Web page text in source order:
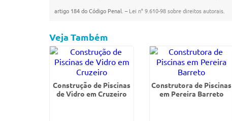
artigo 184 do Código Penal. –Lei n° 9.610-98 sobre direitos autorais
Veja Também
Construção de Piscinas
de Vidro em Cruzeiro
Construtora de Piscinas
em Pereira Barreto